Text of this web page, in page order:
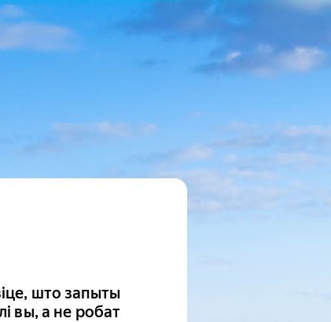
што запыты
вы, а не робат